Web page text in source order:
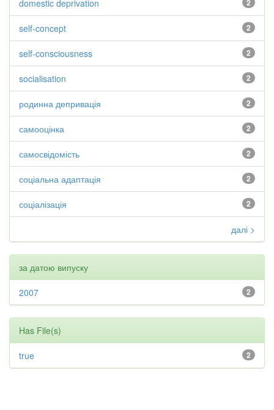
2
domestic deprivation
2
self-concept
2
self-consciousness
2
socialisation
2
родинна депривація
2
самооцінка
2
самосвідомість
2
соціальна адаптація
2
соціалізація
далі >
за датою випуску
2
2007
Has File(s)
2
true